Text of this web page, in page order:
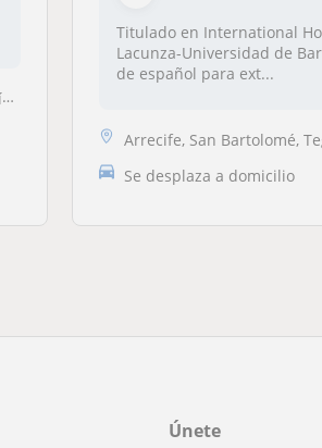
Titulado en International
Lacunza-Universidad de
de español para ext...
Arrecife, San Bartolomé,
Se desplaza a domicilio
Únete